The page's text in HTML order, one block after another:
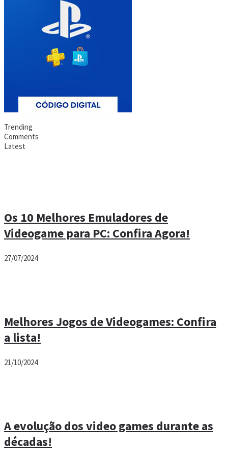
Trending
Comments
Latest
Os 10 Melhores Emuladores de
Videogame para PC: Confira Agora!
27/07/2024
Melhores Jogos de Videogames: Confira
a lista!
21/10/2024
A evolução dos video games durante as
décadas!